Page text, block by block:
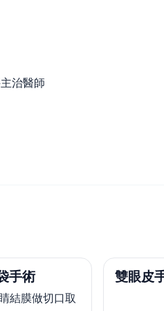
治醫師
手術
結膜做切口取
雙眼皮